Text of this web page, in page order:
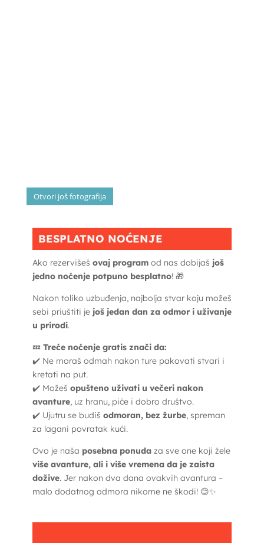
Otvori još fotografija
BESPLATNO NOĆENJE
Ako rezervišeš ovaj programod nas dobijaš još
jedno noćenje potpuno besplatno! 🎁
Nakon toliko uzbuđenja, najbolja stvar koju možeš
sebi priuštiti je još jedan dan za odmor i uživanje
u prirodi.
💤 Treće noćenje gratis znači da:
✔️ Ne moraš odmah nakon ture pakovati stvari i
kretati na put.
✔️ Možeš opušteno uživati u večeri nakon
avanture, uz hranu, piće i dobro društvo.
✔️ Ujutru se budiš odmoran, bez žurbe, spreman
za lagani povratak kući.
Ovo je naša posebna ponudaza sve one koji žele
više avanture, ali i više vremena da je zaista
dožive. Jer nakon dva dana ovakvih avantura –
malo dodatnog odmora nikome ne škodi! 😊✨